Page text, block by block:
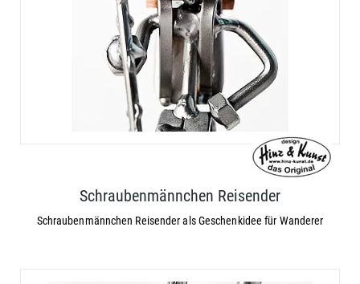
Schraubenmännchen Reisender
Schraubenmännchen Reisender als Geschenkidee für Wanderer